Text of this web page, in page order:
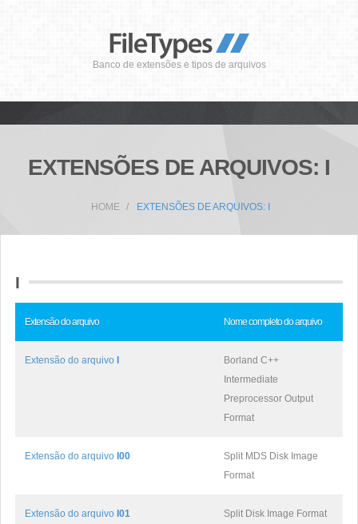
Banco de extensões e tipos de arquivos
EXTENSÕES DE ARQUIVOS: I
HOME EXTENSÕES DE ARQUIVOS: I
I
Extensão do arquivo Nome completo do arquivo
Extensão do arquivo
Borland C++
Intermediate
Preprocessor Output
Format
Extensão do arquivo I00
Split MDS Disk Image
Format
Extensão do arquivo I01 Split Disk Image Format